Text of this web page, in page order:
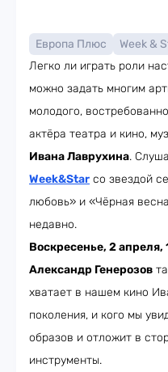
Европа Плюс
Week &
Легко ли играть роли
можно задать многим
молодого,
актёра театра и кино,
Ивана Лаврухина.
Week&Star со звездой
любовь» и «Чёрная
недавно.
Воскресенье, 2 апреля,
Александр Генерозов
хватает в нашем кино
поколения, и кого мы
образов и отложит в
инструменты.